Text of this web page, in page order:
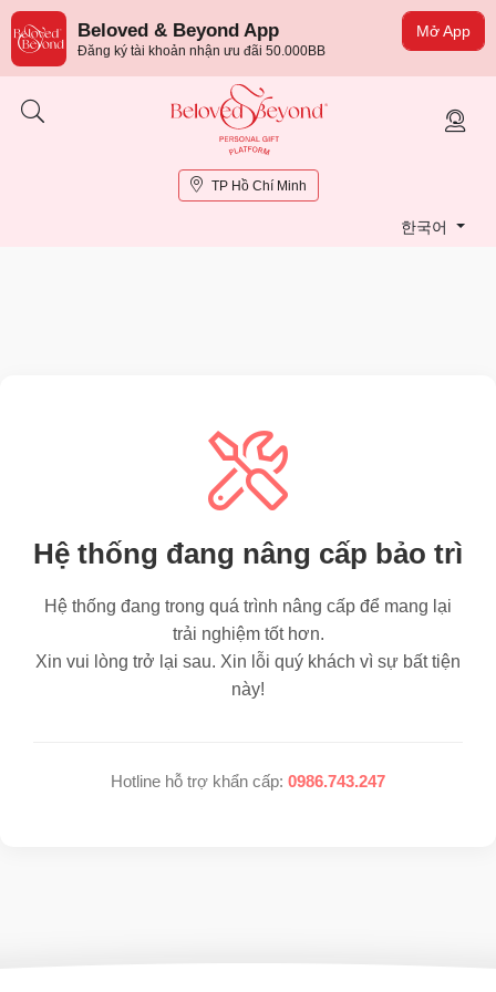
Mở App
Beloved & Beyond App
Đăng ký tài khoản nhận ưu đãi 50.000BB
TP Hồ Chí Minh
한국어
Hệ thống đang nâng cấp bảo trì
Hệ thống đang trong quá trình nâng cấp để mang lại
trải nghiệm tốt hơn.
Xin vui lòng trở lại sau. Xin lỗi quý khách vì sự bất tiện
này!
Hotline hỗ trợ khẩn cấp: 0986.743.247